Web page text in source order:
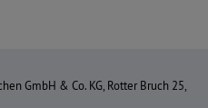
GmbH & Co. KG, Rotter Bruch 25,